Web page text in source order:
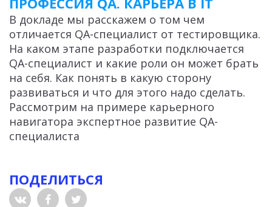
В докладе мы расскажем о том чем
отличается QA-специалист от тестировщика.
На каком этапе разработки подключается
QA-специалист и какие роли он может брать
на себя. Как понять в какую сторону
развиваться и что для этого надо сделать.
Рассмотрим на примере карьерного
навигатора экспертное развитие QA-
специалиста
ПОДЕЛИТЬСЯ